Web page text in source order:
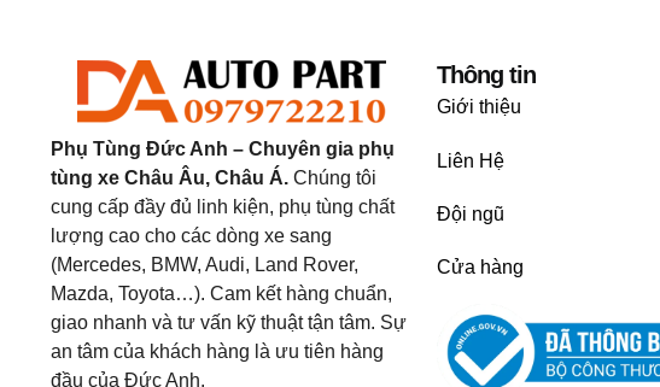
Phụ Tùng Đức Anh – Chuyên gia phụ
tùng xe Châu Âu, Châu Á. Chúng tôi
cung cấp đầy đủ linh kiện, phụ tùng chất
lượng cao cho các dòng xe sang
(Mercedes, BMW, Audi, Land Rover,
Mazda, Toyota…). Cam kết hàng chuẩn,
giao nhanh và tư vấn kỹ thuật tận tâm. Sự
an tâm của khách hàng là ưu tiên hàng
đầu của Đức Anh.
Thông tin
Giới thiệu
Liên Hệ
Đội ngũ
Cửa hàng